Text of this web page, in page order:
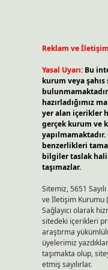
Reklam ve
Yasal Uyarı: Bu
kurum veya
hazırladığımız
yer alan içerikler
gerçek kurum ve
benzerlikleri
bilgiler taslak
taşımazlar.
Sitemiz, 5651
ve İletişim Kurumu
Sağlayıcı olarak
sitedeki içerikleri
araştırma
üyelerimiz
taşımakta olup,
etmiş sayılırlar.